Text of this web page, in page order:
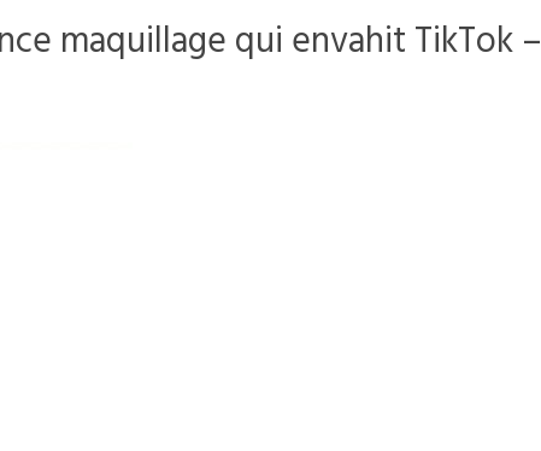
maquillage qui envahit TikTok –